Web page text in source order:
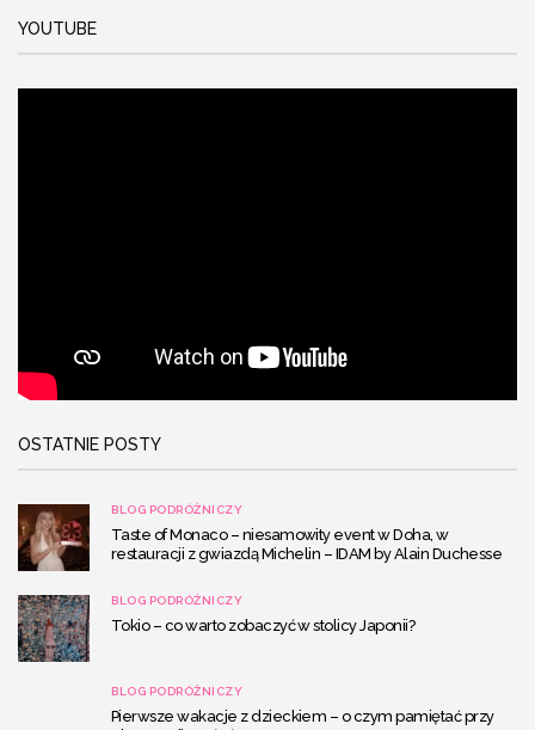
YOUTUBE
OSTATNIE POSTY
BLOG PODRÓŻNICZY
Taste of Monaco – niesamowity event w Doha, w
restauracji z gwiazdą Michelin – IDAM by Alain Duchesse
BLOG PODRÓŻNICZY
Tokio – co warto zobaczyć w stolicy Japonii?
BLOG PODRÓŻNICZY
Pierwsze wakacje z dzieckiem – o czym pamiętać przy